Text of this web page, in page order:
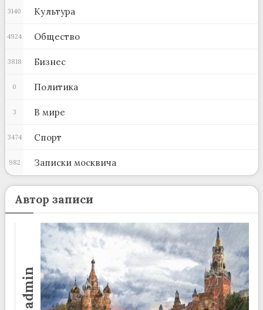
Культура
3140
Общество
4924
Бизнес
3818
Политика
0
В мире
3
Спорт
3474
Записки москвича
982
Автор записи
admin